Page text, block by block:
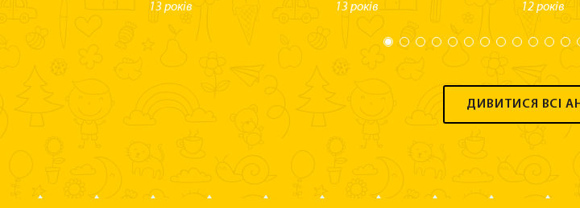
13 років 13 років 12 років
ДИВИТИСЯ ВСІ